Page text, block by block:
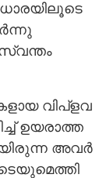
വിപ്ളവ
ഉയരാത്ത
അവർ